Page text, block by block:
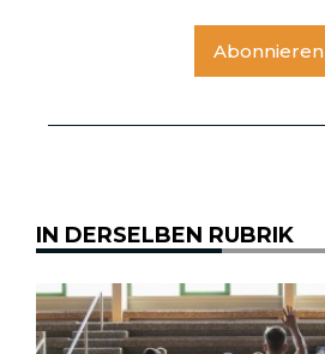
Abonnieren
IN DERSELBEN RUBRIK